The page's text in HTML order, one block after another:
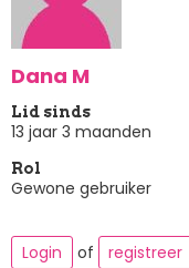
Dana M
Lid sinds
13 jaar 3 maanden
Rol
Gewone gebruiker
Login of registreer